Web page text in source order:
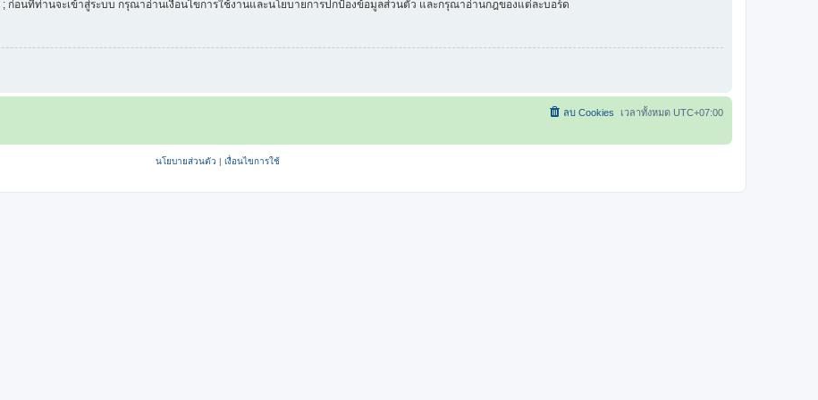
ก่อนที่ท่านจะเข้าสู่ระบบ กรุณาอ่านเงื่อนไขการใช้งานและนโยบายการปกป้องข้อมูลส่วนตัว และกรุณาอ่านกฎของแต่ละบอร์ด
เวลาทั้งหมด UTC+07:00
ลบ Cookies
นโยบายส่วนตัว | เงื่อนไขการใช้